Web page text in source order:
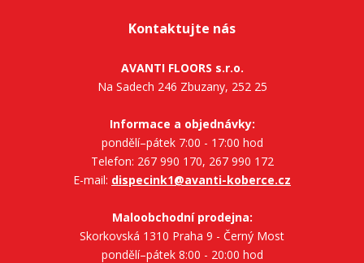
Kontaktujte nás
AVANTI FLOORS s.r.o.
Na Sadech 246 Zbuzany, 252 25
Informace a objednávky:
pondělí–pátek 7:00 - 17:00 hod
Telefon: 267 990 170, 267 990 172
E-mail: dispecink1@avanti-koberce.cz
Maloobchodní prodejna:
Skorkovská 1310 Praha 9 - Černý Most
pondělí–pátek 8:00 - 20:00 hod